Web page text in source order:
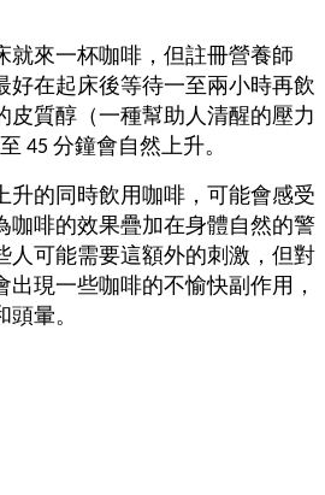
就來一杯咖啡，但註冊營養師
好在起床後等待一至兩小時再飲
皮質醇（一種幫助人清醒的壓力
45 分鐘會自然上升。
升的同時飲用咖啡，可能會感受
咖啡的效果疊加在身體自然的警
人可能需要這額外的刺激，但對
現一些咖啡的不愉快副作用，
暈。